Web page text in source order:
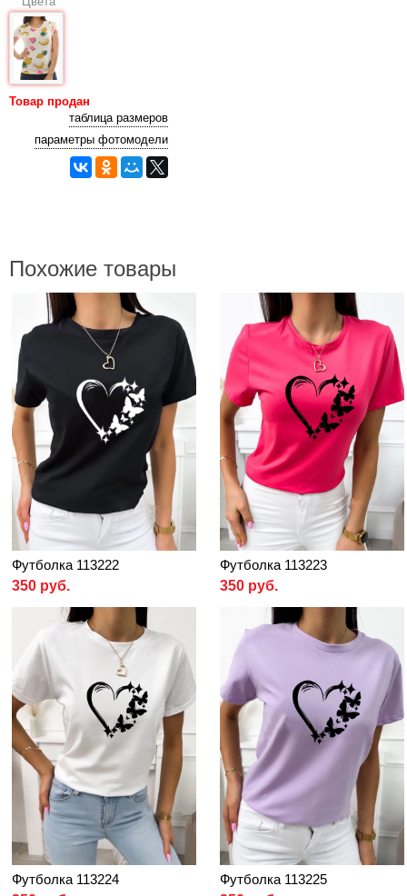
Товар продан
таблица размеров
параметры фотомодели
Похожие товары
Футболка 113222
350 руб.
Футболка 113223
350 руб.
Футболка 113224
Футболка 113225